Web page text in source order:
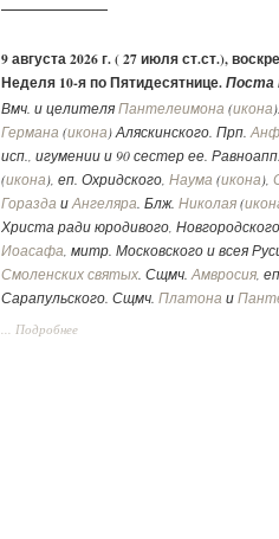
9 августа 2026 г. ( 27 июля ст.ст.),
Неделя 10-я по Пятидесятнице.Поста
Вмч. и целителяПантелеимона (икона
Германа (икона) Аляскинского. Прп.
исп., игумении и 90 сестер ее.
(икона), еп. Охридского,Наума (икона),
Горазда иАнгеляра. Блж.Николая (
Христа ради юродивого,
Иоасафа, митр. Московского и всея
Смоленских святых. Сщмч.Амвросия,
Сарапульского. Сщмч.Платона и
пресвитера. Сщмч.
... Подробнее